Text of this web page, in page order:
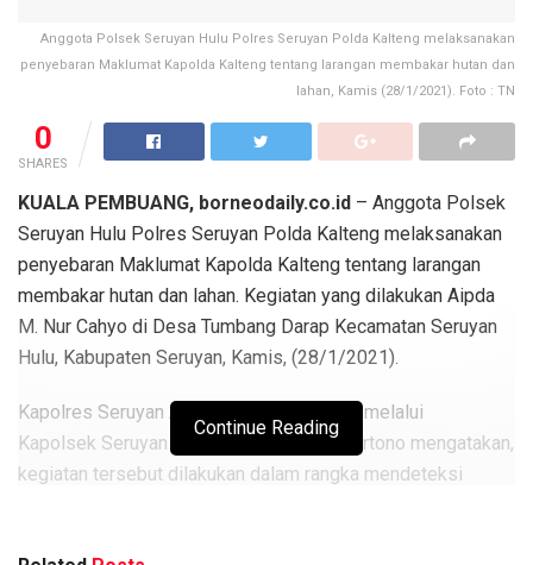
Anggota Polsek Seruyan Hulu Polres Seruyan Polda Kalteng melaksanakan
penyebaran Maklumat Kapolda Kalteng tentang larangan membakar hutan dan
lahan, Kamis (28/1/2021). Foto : TN
0
SHARES
KUALA PEMBUANG, borneodaily.co.id – Anggota Polsek
Seruyan Hulu Polres Seruyan Polda Kalteng melaksanakan
penyebaran Maklumat Kapolda Kalteng tentang larangan
membakar hutan dan lahan. Kegiatan yang dilakukan Aipda
M. Nur Cahyo di Desa Tumbang Darap Kecamatan Seruyan
Hulu, Kabupaten Seruyan, Kamis, (28/1/2021).
Kapolres Seruyan AKBP Bayu Wicaksono melalui
Kapolsek Seruyan Hulu IPTU EKO Muji Hartono mengatakan,
kegiatan tersebut dilakukan dalam rangka mendeteksi
Continue Reading